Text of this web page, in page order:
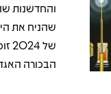
והחדשנות
שהניח את
של
הבכורה